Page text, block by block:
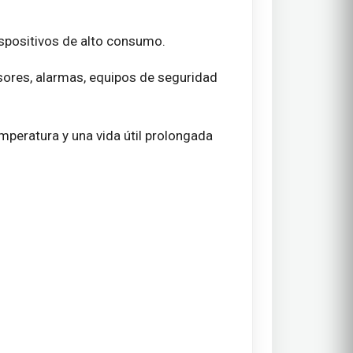
de alto consumo.
alarmas, equipos de seguridad
y una vida útil prolongada